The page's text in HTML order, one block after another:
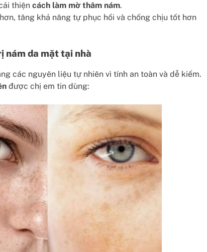
thiện cách làm mờ thâm nám.
tăng khả năng tự phục hồi và chống chịu tốt hơn
nám da mặt tại nhà
các nguyên liệu tự nhiên vì tính an toàn và dễ kiếm.
được chị em tin dùng: